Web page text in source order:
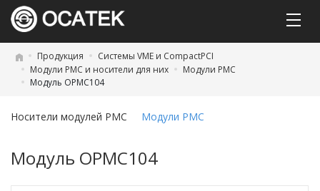
Продукция
Системы VME и CompactPCI
Модули PMC и носители для них
Модули PMC
Модуль OPMC104
Носители модулей PMC Модули PMC
Модуль OPMC104